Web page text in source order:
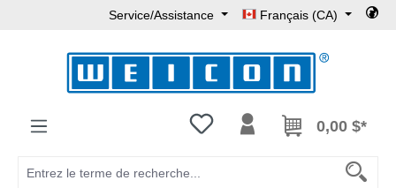
Passer au contenu principal
Service/Assistance Français (CA)
Vous avez 0 articles dans votre
0,00 $*